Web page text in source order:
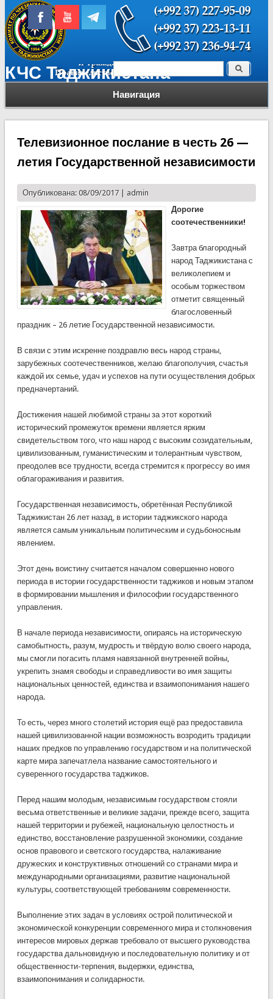
КЧС Таджикистана
Навигация
Форма поиска Поиск
Телевизионное послание в честь 26 —
летия Государственной независимости
Опубликована: 08/09/2017 | admin
Дорогие
соотечественники!
Завтра благородный
народ Таджикистана с
великолепием и
особым торжеством
отметит священный
благословенный
праздник – 26 летие Государственной независимости.
В связи с этим искренне поздравлю весь народ страны,
зарубежных соотечественников, желаю благополучия, счастья
каждой их семье, удач и успехов на пути осуществления добрых
предначертаний.
Достижения нашей любимой страны за этот короткий
исторический промежуток времени является ярким
свидетельством того, что наш народ с высоким созидательным,
цивилизованным, гуманистическим и толерантным чувством,
преодолев все трудности, всегда стремится к прогрессу во имя
облагораживания и развития.
Государственная независимость, обретённая Республикой
Таджикистан 26 лет назад, в истории таджикского народа
является самым уникальным политическим и судьбоносным
явлением.
Этот день воистину считается началом совершенно нового
периода в истории государственности таджиков и новым этапом
в формировании мышления и философии государственного
управления.
В начале периода независимости, опираясь на историческую
самобытность, разум, мудрость и твёрдую волю своего народа,
мы смогли погасить пламя навязанной внутренней войны,
укрепить знамя свободы и справедливости во имя защиты
национальных ценностей, единства и взаимопонимания нашего
народа.
То есть, через много столетий история ещё раз предоставила
нашей цивилизованной нации возможность возродить традиции
наших предков по управлению государством и на политической
карте мира запечатлела название самостоятельного и
суверенного государства таджиков.
Перед нашим молодым, независимым государством стояли
весьма ответственные и великие задачи, прежде всего, защита
нашей территории и рубежей, национальную целостность и
единство, восстановление разрушенной экономики, создание
основ правового и светского государства, налаживание
дружеских и конструктивных отношений со странами мира и
международными организациями, развитие национальной
культуры, соответствующей требованиям современности.
Выполнение этих задач в условиях острой политической и
экономической конкуренции современного мира и столкновения
интересов мировых держав требовало от высшего руководства
государства дальновидную и последовательную политику и от
общественности-терпения, выдержки, единства,
взаимопонимания и солидарности.